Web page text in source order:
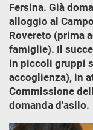
Fersina. Già
alloggio al
Rovereto (prima
famiglie). Il
in piccoli gruppi
accoglienza), in
Commissione
domanda d'asilo.